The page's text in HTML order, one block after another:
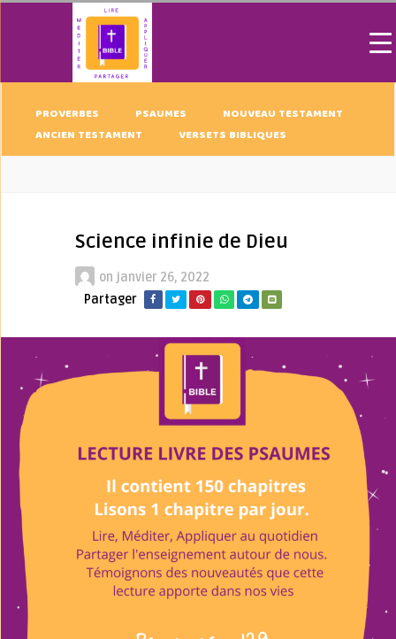
PROVERBES PSAUMES
NOUVEAU TESTAMENT
ANCIEN TESTAMENT
VERSETS BIBLIQUES
Science infinie de Dieu
on janvier 26, 2022
Partager